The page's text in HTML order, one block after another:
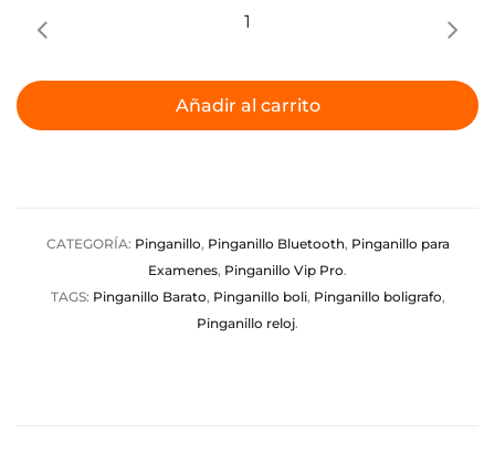
reloj
Bluetooth
Añadir al carrito
CATEGORÍA: Pinganillo, Pinganillo Bluetooth, Pinganillo para
Examenes, Pinganillo Vip Pro.
TAGS: Pinganillo Barato, Pinganillo boli, Pinganillo boligrafo,
Pinganillo reloj.